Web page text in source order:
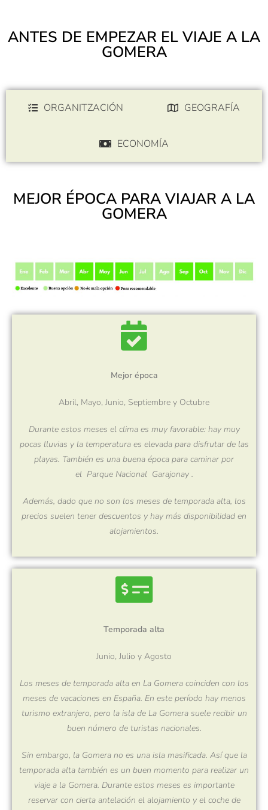
ANTES DE EMPEZAR EL VIAJE A LA
GOMERA
ORGANITZACIÓN GEOGRAFÍA
ECONOMÍA
MEJOR ÉPOCA PARA VIAJAR A LA
GOMERA
Mejor época
Abril, Mayo, Junio, Septiembre y Octubre
Durante estos meses el clima es muy favorable: hay muy
pocas lluvias y la temperatura es elevada para disfrutar de las
playas. También es una buena época para caminar por
el Parque Nacional Garajonay.
Además, dado que no son los meses de temporada alta, los
precios suelen tener descuentos y hay más disponibilidad en
alojamientos.
Temporada alta
Junio, Julio y Agosto
Los meses de temporada alta en La Gomera coinciden con los
meses de vacaciones en España. En este período hay menos
turismo extranjero, pero la isla de La Gomera suele recibir un
buen número de turistas nacionales.
Sin embargo, la Gomera no es una isla masificada. Así que la
temporada alta también es un buen momento para realizar un
viaje a la Gomera. Durante estos meses es importante
reservar con cierta antelación el alojamiento y el coche de